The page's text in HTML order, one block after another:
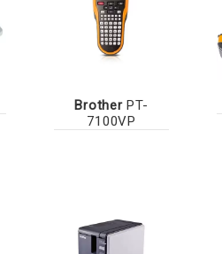
BrotherPT-
7100VP